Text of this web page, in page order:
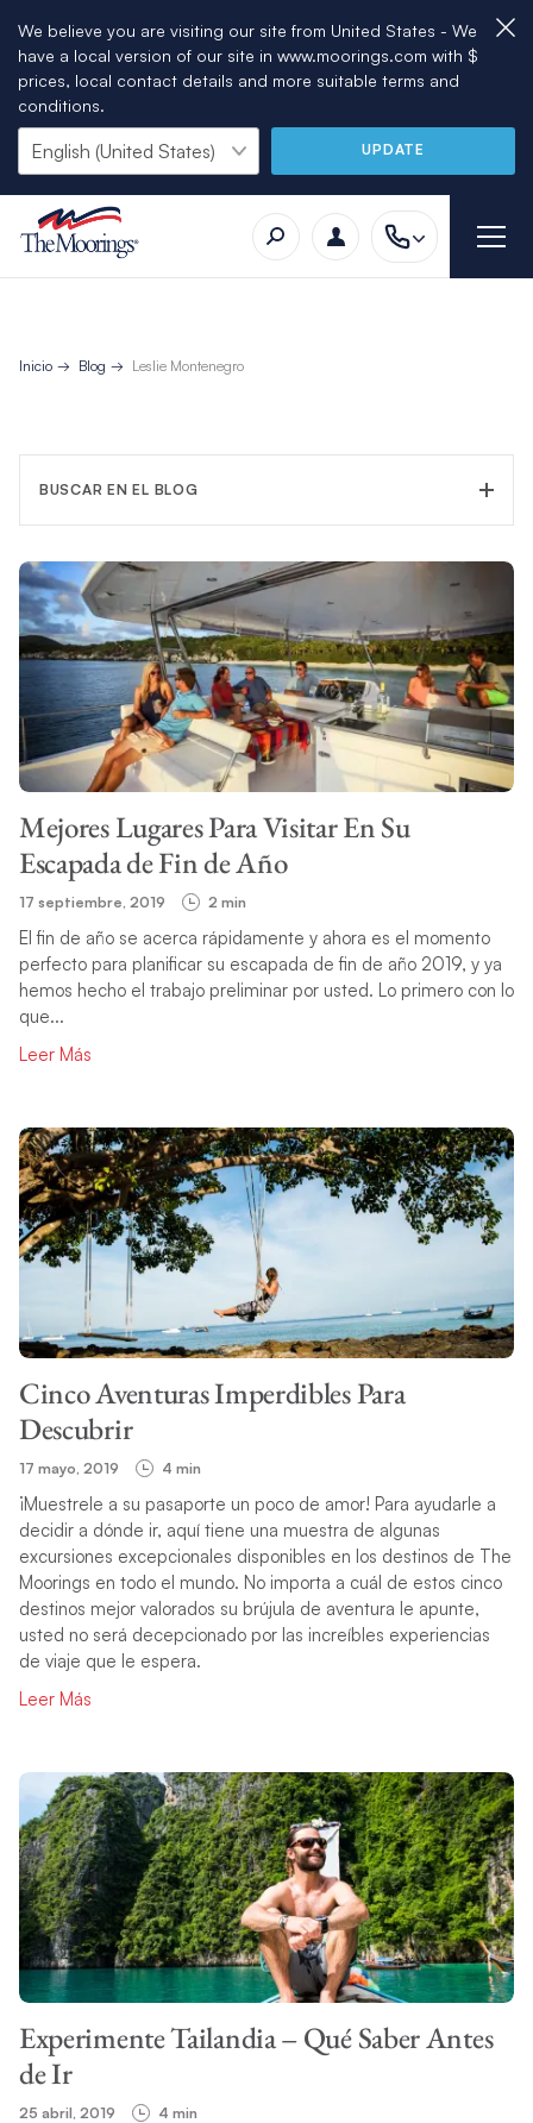
We believe you are visiting our site from United States - We
have a local version of our site in www.moorings.com with $
prices, local contact details and more suitable terms and
conditions.
UPDATE
Inicio Blog Leslie Montenegro
Mejores Lugares Para Visitar En Su
Escapada de Fin de Año
17 septiembre, 2019 2 min
El fin de año se acerca rápidamente y ahora es el momento
perfecto para planificar su escapada de fin de año 2019, y ya
hemos hecho el trabajo preliminar por usted. Lo primero con lo
que...
Leer Más
Cinco Aventuras Imperdibles Para
Descubrir
17 mayo, 2019 4 min
¡Muestrele a su pasaporte un poco de amor! Para ayudarle a
decidir a dónde ir, aquí tiene una muestra de algunas
excursiones excepcionales disponibles en los destinos de The
Moorings en todo el mundo. No importa a cuál de estos cinco
destinos mejor valorados su brújula de aventura le apunte,
usted no será decepcionado por las increíbles experiencias
de viaje que le espera.
Leer Más
Experimente Tailandia – Qué Saber Antes
de Ir
25 abril, 2019 4 min
BUSCAR EN EL BLOG
FILTRAR CATEGORÍA
TEMA
BUSCAR